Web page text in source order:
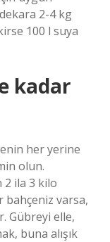
2-4 kg
100 l suya
kadar
her yerine
olun.
2 ila 3 kilo
bahçeniz varsa,
Gübreyi elle,
buna alışık